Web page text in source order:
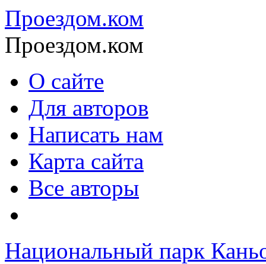
Проездом.ком
Проездом.ком
О сайте
Для авторов
Написать нам
Карта сайта
Все авторы
Национальный парк